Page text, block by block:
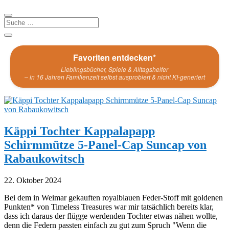
Favoriten entdecken*
Lieblingsbücher, Spiele & Alltagshelfer
– in 16 Jahren Familienzeit selbst ausprobiert & nicht KI-generiert
Käppi Tochter Kappalapapp
Schirmmütze 5-Panel-Cap Suncap von
Rabaukowitsch
22. Oktober 2024
Bei dem in Weimar gekauften royalblauen Feder-Stoff mit goldenen
Punkten* von Timeless Treasures war mir tatsächlich bereits klar,
dass ich daraus der flügge werdenden Tochter etwas nähen wollte,
denn die Federn passten einfach zu gut zum Spruch "Wenn die